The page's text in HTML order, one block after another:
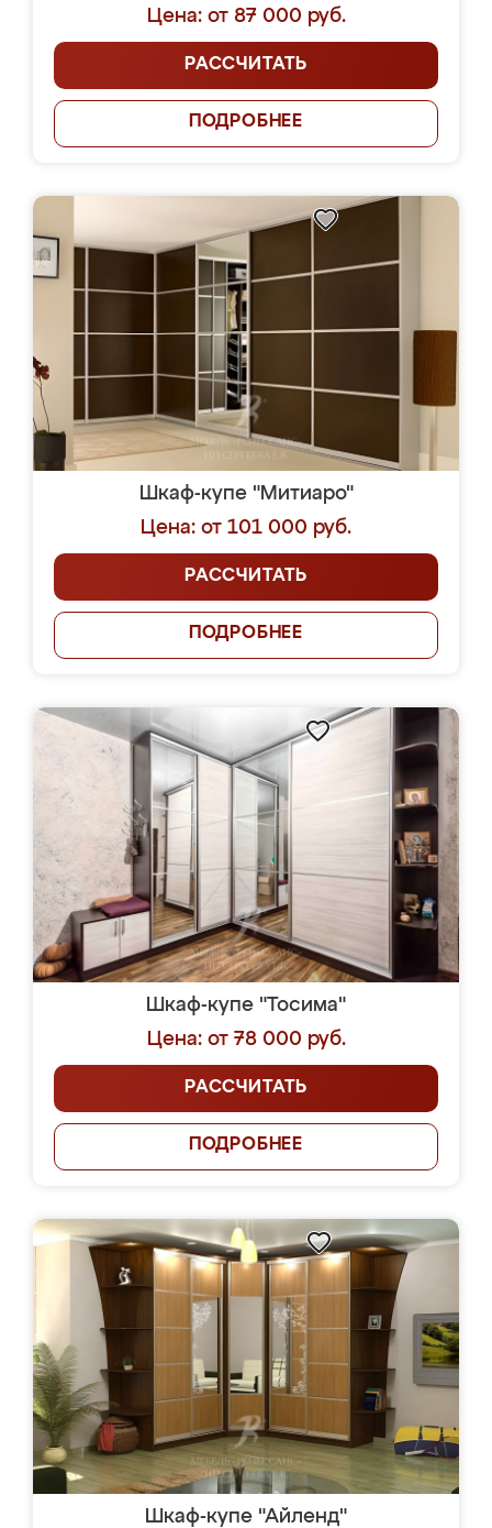
Цена: от 87 000 руб.
РАССЧИТАТЬ
ПОДРОБНЕЕ
Шкаф-купе "Митиаро"
Цена: от 101 000 руб.
РАССЧИТАТЬ
ПОДРОБНЕЕ
Шкаф-купе "Тосима"
Цена: от 78 000 руб.
РАССЧИТАТЬ
ПОДРОБНЕЕ
Шкаф-купе "Айленд"